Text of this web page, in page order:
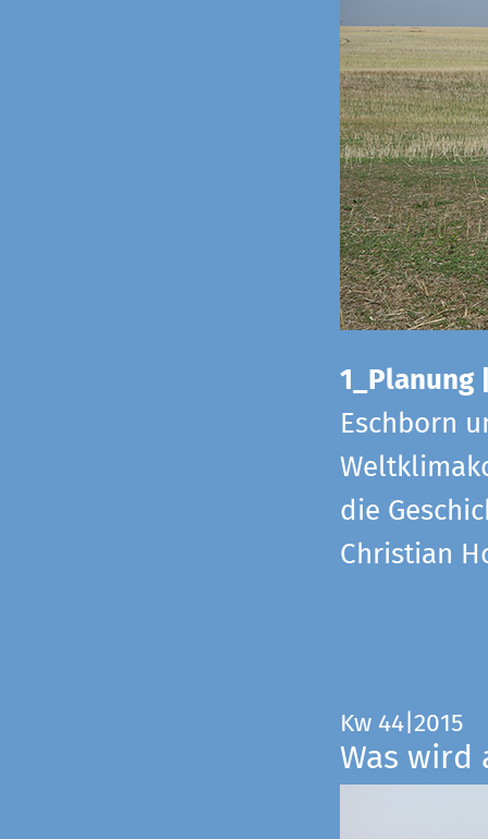
1_Planung
Eschborn
die
Christian
Kw 44|2015
Was wird